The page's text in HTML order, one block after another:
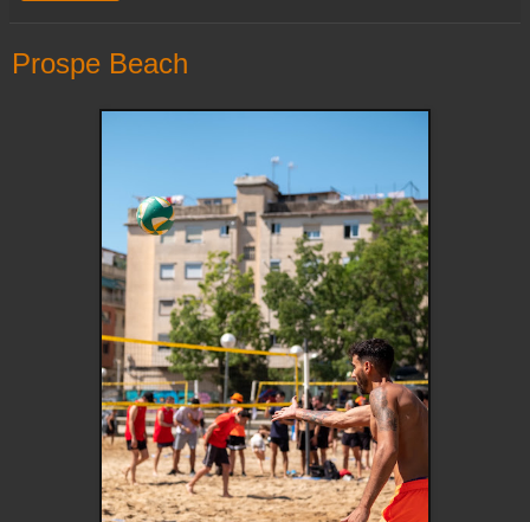
Prospe Beach